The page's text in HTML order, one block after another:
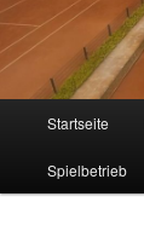
Startseite
Spielbetrieb